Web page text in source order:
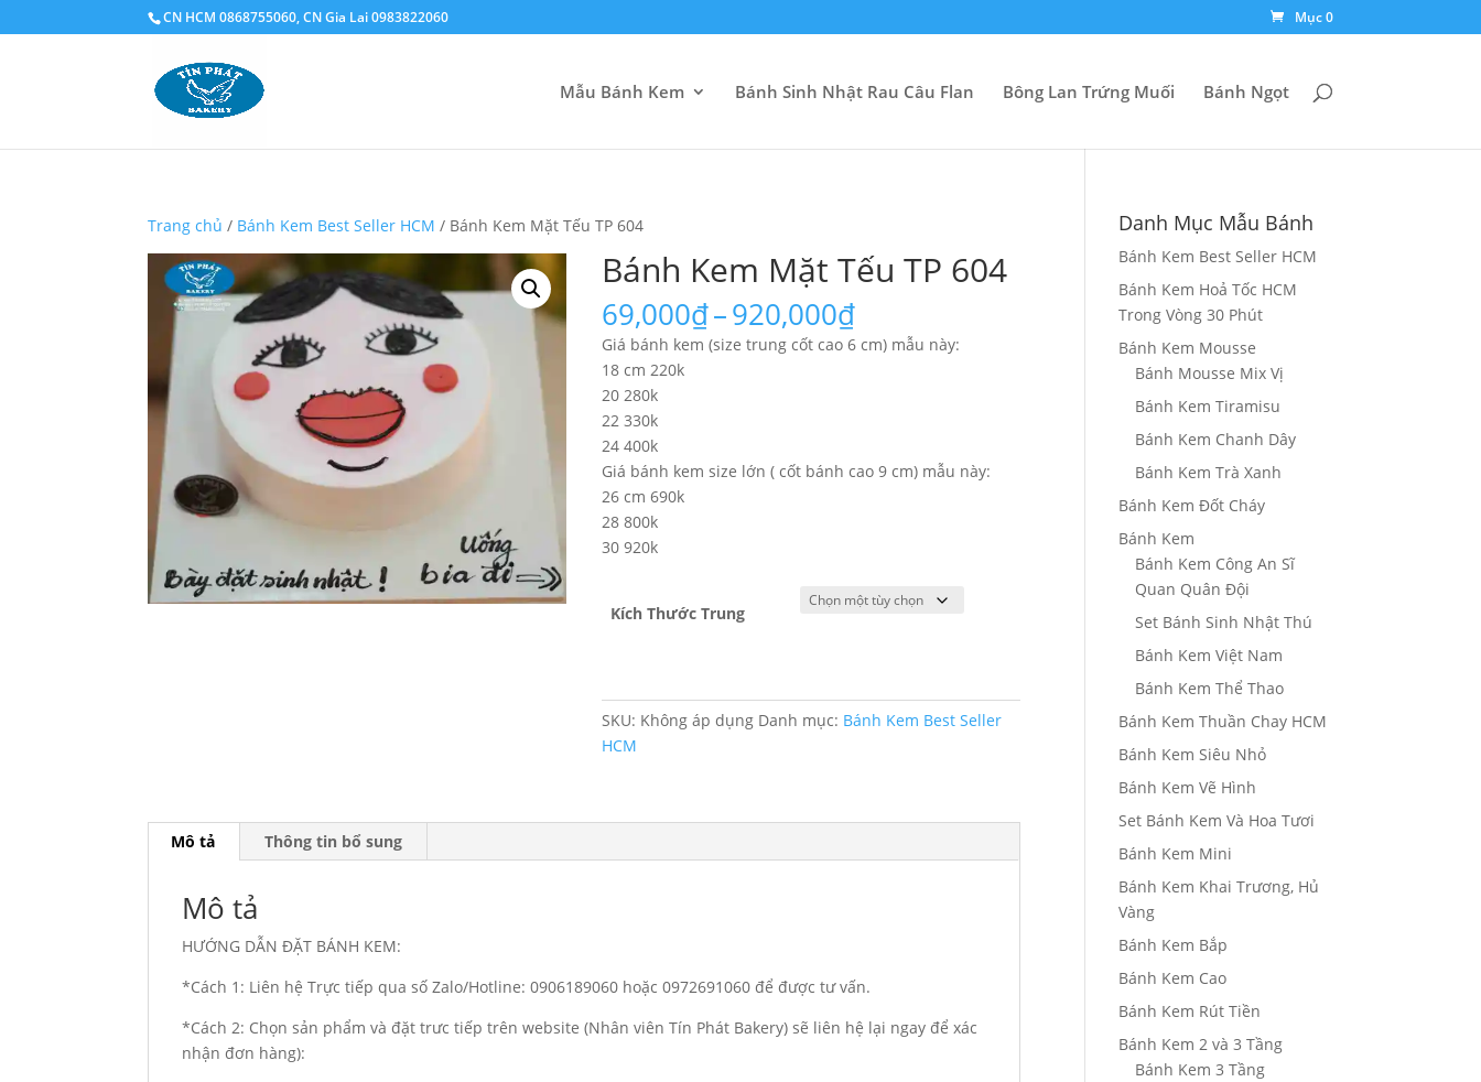
CN HCM 0868755060, CN Gia Lai 0983822060 Mục 0
Mẫu Bánh Kem Bánh Sinh Nhật Rau Câu Flan Bông Lan Trứng Muối Bánh Ngọt
Trang chủ / Bánh Kem Best Seller HCM / Bánh Kem Mặt Tếu TP 604
Bánh Kem Mặt Tếu TP 604
69,000₫–920,000₫Khoảng
giá:
từ
Giá bánh kem (size trung cốt cao 6 cm) mẫu này:
18 cm 220k
20 280k
22 330k
24 400k
Giá bánh kem size lớn ( cốt bánh cao 9 cm) mẫu này:
26 cm 690k
28 800k
30 920k
Kích Thước Trung
SKU: Không áp dụng Danh mục: Bánh Kem Best Seller
HCM
Mô tả Thông tin bổ sung
Mô tả
HƯỚNG DẪN ĐẶT BÁNH KEM:
*Cách 1: Liên hệ Trực tiếp qua số Zalo/Hotline: 0906189060 hoặc 0972691060 để được tư vấn.
*Cách 2: Chọn sản phẩm và đặt trưc tiếp trên website (Nhân viên Tín Phát Bakery) sẽ liên hệ lại ngay để xác
nhận đơn hàng):
Danh Mục Mẫu Bánh
Bánh Kem Best Seller HCM
Bánh Kem Hoả Tốc HCM
Trong Vòng 30 Phút
Bánh Kem Mousse
Bánh Mousse Mix Vị
Bánh Kem Tiramisu
Bánh Kem Chanh Dây
Bánh Kem Trà Xanh
Bánh Kem Đốt Cháy
Bánh Kem
Bánh Kem Công An Sĩ
Quan Quân Đội
Set Bánh Sinh Nhật Thú
Bánh Kem Việt Nam
Bánh Kem Thể Thao
Bánh Kem Thuần Chay HCM
Bánh Kem Siêu Nhỏ
Bánh Kem Vẽ Hình
Set Bánh Kem Và Hoa Tươi
Bánh Kem Mini
Bánh Kem Khai Trương, Hủ
Vàng
Bánh Kem Bắp
Bánh Kem Cao
Bánh Kem Rút Tiền
Bánh Kem 2 và 3 Tầng
Bánh Kem 3 Tầng